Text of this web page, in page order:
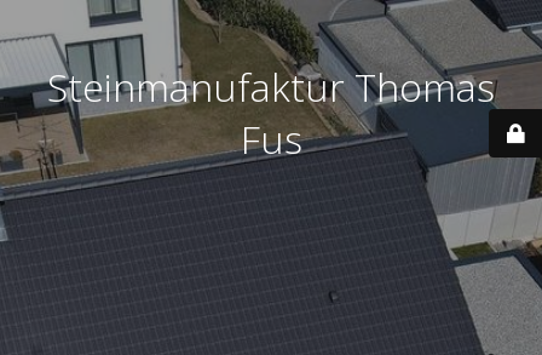
Steinmanufaktur Thomas
Fus